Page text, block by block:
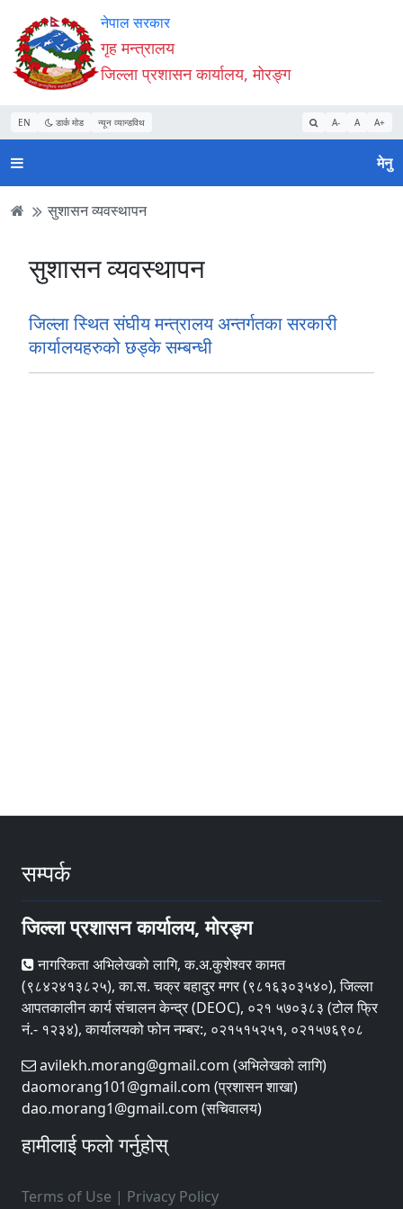
Accessibility
Mode
सुरु
गर्नुहोस्
सामाग्री
पढ्नुहाेस्
नेभिगेसन
पढ्नुहाेस्
वेबसाइट
खोजमा
जानुहोस्
नेपाल सरकार
गृह मन्त्रालय
जिल्ला प्रशासन कार्यालय, मोरङ्ग
EN डार्क मोड न्यून व्यान्डविथ A- A A+
मेनु
सुशासन व्यवस्थापन
सुशासन व्यवस्थापन
जिल्ला स्थित संघीय मन्त्रालय अन्तर्गतका सरकारी
कार्यालयहरुको छड्के सम्बन्धी
सम्पर्क
जिल्ला प्रशासन कार्यालय, मोरङ्ग
नागरिकता अभिलेखको लागि, क.अ.कुशेश्वर कामत
(९८४२४१३८२५), का.स. चक्र बहादुर मगर (९८१६३०३५४०), जिल्ला
आपतकालीन कार्य संचालन केन्द्र (DEOC), ०२१ ५७०३८३ (टोल फ्रि
नं.- १२३४), कार्यालयको फोन नम्बर:, ०२१५१५२५१, ०२१५७६९०८
avilekh.morang@gmail.com (अभिलेखको लागि)
daomorang101@gmail.com (प्रशासन शाखा)
dao.morang1@gmail.com (सचिवालय)
हामीलाई फलो गर्नुहोस्
Terms of Use | Privacy Policy